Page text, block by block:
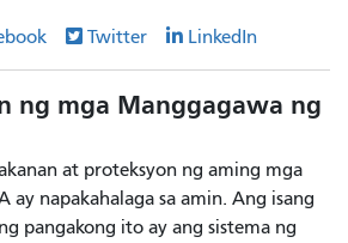
Twitter LinkedIn
ng mga Manggagawa ng
at proteksyon ng aming mga
ay napakahalaga sa amin. Ang isang
pangakong ito ay ang sistema ng